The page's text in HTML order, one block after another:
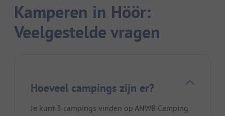
Kamperen in Höör:
Veelgestelde vragen
Hoeveel campings zijn er?
Je kunt 3 campings vinden op ANWB Camping.